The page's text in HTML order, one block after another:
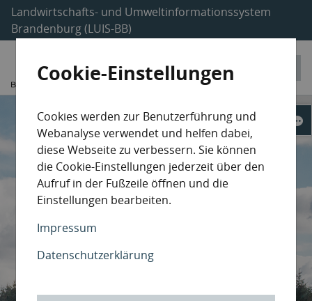
Landwirtschafts- und Umweltinformationssystem
Brandenburg (LUIS-BB)
Cookie-Einstellungen
Cookies werden zur Benutzerführung und
Webanalyse verwendet und helfen dabei,
diese Webseite zu verbessern. Sie können
die Cookie-Einstellungen jederzeit über den
Aufruf in der Fußzeile öffnen und die
Einstellungen bearbeiten.
Impressum
Datenschutzerklärung